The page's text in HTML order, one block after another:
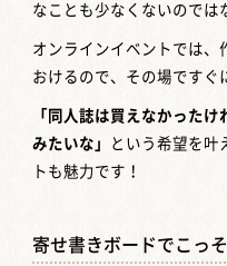
なことも少なくないのでは
オンラインイベントでは、
おけるので、その場ですぐ
「同人誌は買えなかった
みたいな」
という希望を叶
トも魅力です！
寄せ書きボードでこっ